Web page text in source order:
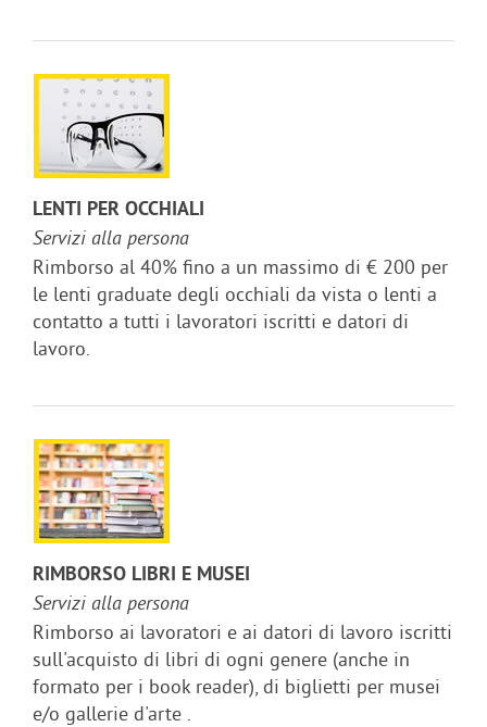
LENTI PER OCCHIALI
Servizi alla persona
Rimborso al 40% fino a un massimo di € 200 per
le lenti graduate degli occhiali da vista o lenti a
contatto a tutti i lavoratori iscritti e datori di
lavoro.
RIMBORSO LIBRI E MUSEI
Servizi alla persona
Rimborso ai lavoratori e ai datori di lavoro iscritti
sull'acquisto di libri di ogni genere (anche in
formato per i book reader), di biglietti per musei
e/o gallerie d'arte .